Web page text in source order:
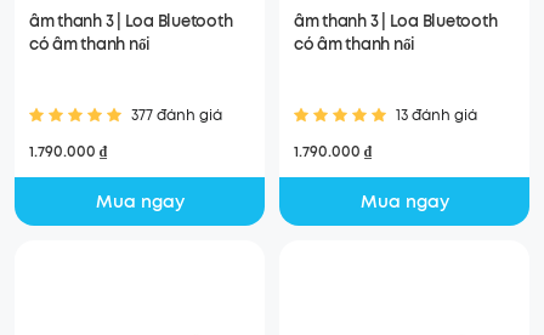
âm thanh 3 | Loa Bluetooth
có âm thanh nổi
377 đánh giá
1.790.000 ₫
Mua ngay
âm thanh 3 | Loa Bluetooth
có âm thanh nổi
13 đánh giá
1.790.000 ₫
Mua ngay